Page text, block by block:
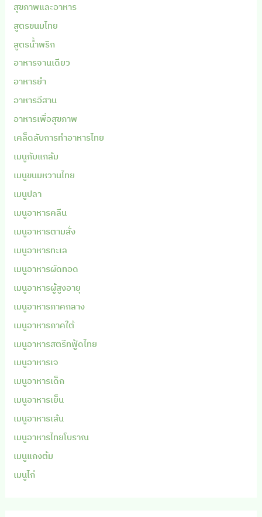
สุขภาพและอาหาร
สูตรขนมไทย
สูตรน้ำพริก
อาหารจานเดียว
อาหารยำ
อาหารอีสาน
อาหารเพื่อสุขภาพ
เคล็ดลับการทำอาหารไทย
เมนูกับแกล้ม
เมนูขนมหวานไทย
เมนูปลา
เมนูอาหารคลีน
เมนูอาหารตามสั่ง
เมนูอาหารทะเล
เมนูอาหารผัดทอด
เมนูอาหารผู้สูงอายุ
เมนูอาหารภาคกลาง
เมนูอาหารภาคใต้
เมนูอาหารสตรีทฟู้ดไทย
เมนูอาหารเจ
เมนูอาหารเด็ก
เมนูอาหารเย็น
เมนูอาหารเส้น
เมนูอาหารไทยโบราณ
เมนูแกงต้ม
เมนูไก่